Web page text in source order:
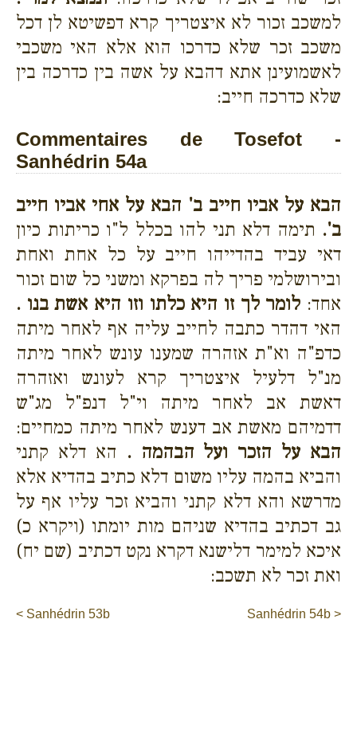
למשכב זכור לא איצטריך קרא דפשיטא לן דכל
משכב זכר שלא כדרכו הוא אלא האי משכבי
לאשמועינן אתא דהבא על אשה בין כדרכה בין
שלא כדרכה חייב:
Commentaires de Tosefot -
Sanhédrin 54a
הבא על אביו חייב ב' הבא על אחי אביו חייב
ב'. תימה דלא תני להו בכלל ל"ו כריתות כיון
דאי עביד בהדייהו חייב על כל אחת ואחת
ובירושלמי פריך לה בפרקא ומשני כל שום זכור
אחד: לומר לך זו היא כלתו וזו היא אשת בנו .
האי דהדר כתבה לחייב עליה אף לאחר מיתה
כדפ"ה וא"ת אזהרה שמענו עונש לאחר מיתה
מנ"ל דלעיל איצטריך קרא לעונש ואזהרה
דאשת אב לאחר מיתה וי"ל דנפ"ל מג"ש
דדמיהם מאשת אב דענש לאחר מיתה כמחיים:
הבא על הזכר ועל הבהמה . הא דלא קתני
והביא בהמה עליו משום דלא כתיב בהדיא אלא
מדרשא והא דלא קתני והביא זכר עליו אף על
גב דכתיב בהדיא שניהם מות יומתו (ויקרא כ)
איכא למימר דלישנא דקרא נקט דכתיב (שם יח)
ואת זכר לא תשכב:
< Sanhédrin 53b Sanhédrin 54b >